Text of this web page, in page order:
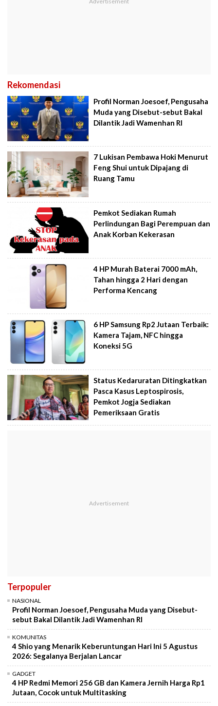
Rekomendasi
Profil Norman Joesoef, Pengusaha
Muda yang Disebut-sebut Bakal
Dilantik Jadi Wamenhan RI
7 Lukisan Pembawa Hoki Menurut
Feng Shui untuk Dipajang di
Ruang Tamu
Pemkot Sediakan Rumah
Perlindungan Bagi Perempuan dan
Anak Korban Kekerasan
4 HP Murah Baterai 7000 mAh,
Tahan hingga 2 Hari dengan
Performa Kencang
6 HP Samsung Rp2 Jutaan Terbaik:
Kamera Tajam, NFC hingga
Koneksi 5G
Status Kedaruratan Ditingkatkan
Pasca Kasus Leptospirosis,
Pemkot Jogja Sediakan
Pemeriksaan Gratis
Terpopuler
NASIONAL
Profil Norman Joesoef, Pengusaha Muda yang Disebut-
sebut Bakal Dilantik Jadi Wamenhan RI
KOMUNITAS
4 Shio yang Menarik Keberuntungan Hari Ini 5 Agustus
2026: Segalanya Berjalan Lancar
GADGET
4 HP Redmi Memori 256 GB dan Kamera Jernih Harga Rp1
Jutaan, Cocok untuk Multitasking